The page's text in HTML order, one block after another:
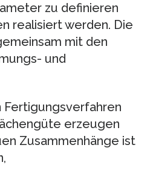
zu definieren
realisiert werden. Die
mit den
und
Fertigungsverfahren
erzeugen
Zusammenhänge ist